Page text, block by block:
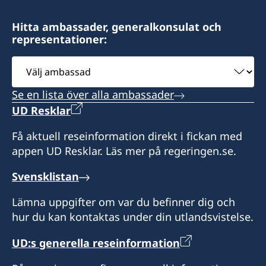
9:00-12:00 mån-fre.
Svenska ambassaden i Maputo är
sidoackrediterad till Eswatini. Svenska
besökare i Eswatini kan vid behov kontakta
konsulatet. Det går även bra att ta kontakt med
svenska ambassaden i Maputo.
Honorärkonsul
Anita Jones
Hitta ambassader, generalkonsulat och
representationer:
Välj
ambassad
Se en lista över alla ambassader
UD Resklar
Få aktuell reseinformation direkt i fickan med
appen UD Resklar. Läs mer på regeringen.se.
Svensklistan
Lämna uppgifter om var du befinner dig och
hur du kan kontaktas under din utlandsvistelse.
UD:s generella reseinformation